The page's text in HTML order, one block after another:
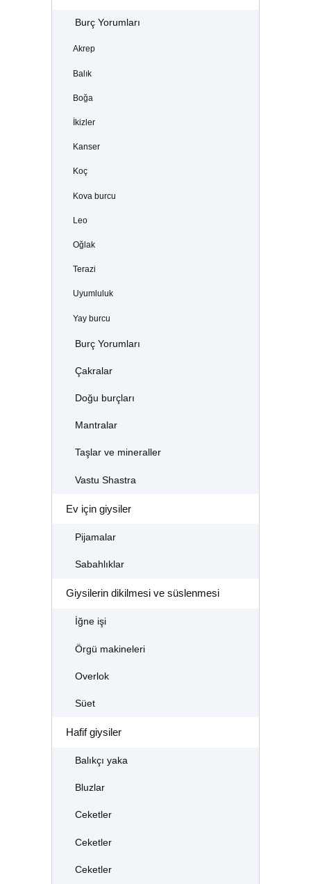
Burç Yorumları
Akrep
Balık
Boğa
İkizler
Kanser
Koç
Kova burcu
Leo
Oğlak
Terazi
Uyumluluk
Yay burcu
Burç Yorumları
Çakralar
Doğu burçları
Mantralar
Taşlar ve mineraller
Vastu Shastra
Ev için giysiler
Pijamalar
Sabahlıklar
Giysilerin dikilmesi ve süslenmesi
İğne işi
Örgü makineleri
Overlok
Süet
Hafif giysiler
Balıkçı yaka
Bluzlar
Ceketler
Ceketler
Ceketler